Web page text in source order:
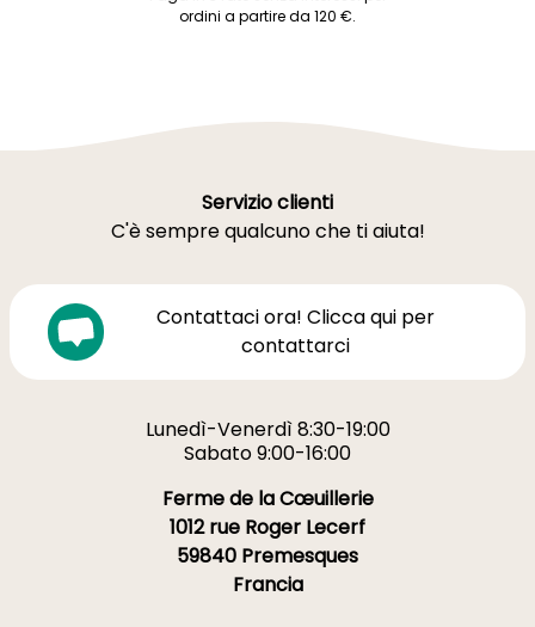
ordini a partire da 120 €.
Servizio clienti
C'è sempre qualcuno che ti aiuta!
Contattaci ora! Clicca qui per
contattarci
Lunedì-Venerdì 8:30-19:00
Sabato 9:00-16:00
Ferme de la Cœuillerie
1012 rue Roger Lecerf
59840 Premesques
Francia